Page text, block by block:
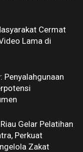
Cermat
Lama di
Penyalahgunaan
Gelar Pelatihan
Perkuat
Zakat